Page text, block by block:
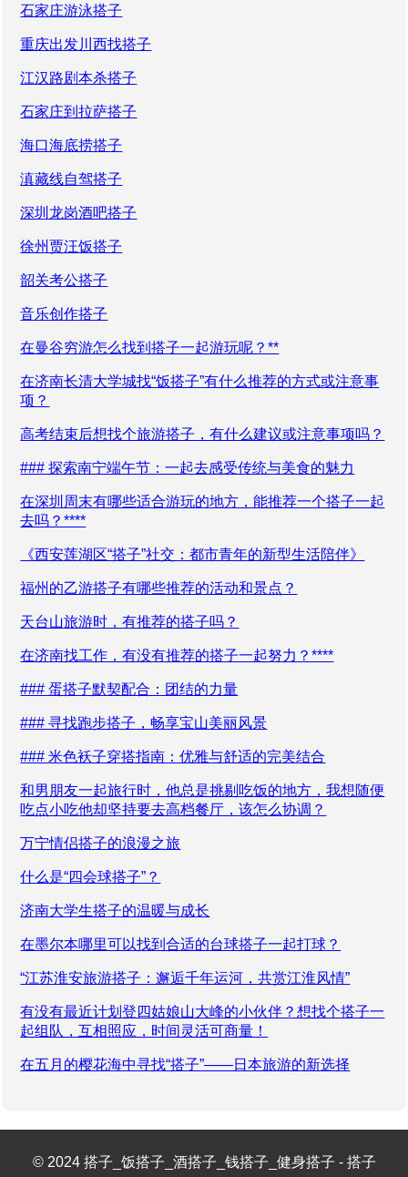
石家庄游泳搭子
重庆出发川西找搭子
江汉路剧本杀搭子
石家庄到拉萨搭子
海口海底捞搭子
滇藏线自驾搭子
深圳龙岗酒吧搭子
徐州贾汪饭搭子
韶关考公搭子
音乐创作搭子
在曼谷穷游怎么找到搭子一起游玩呢？**
在济南长清大学城找“饭搭子”有什么推荐的方式或注意事
项？
高考结束后想找个旅游搭子，有什么建议或注意事项吗？
### 探索南宁端午节：一起去感受传统与美食的魅力
在深圳周末有哪些适合游玩的地方，能推荐一个搭子一起
去吗？****
《西安莲湖区“搭子”社交：都市青年的新型生活陪伴》
福州的乙游搭子有哪些推荐的活动和景点？
天台山旅游时，有推荐的搭子吗？
在济南找工作，有没有推荐的搭子一起努力？****
### 蛋搭子默契配合：团结的力量
### 寻找跑步搭子，畅享宝山美丽风景
### 米色袄子穿搭指南：优雅与舒适的完美结合
和男朋友一起旅行时，他总是挑剔吃饭的地方，我想随便
吃点小吃他却坚持要去高档餐厅，该怎么协调？
万宁情侣搭子的浪漫之旅
什么是“四会球搭子”？
济南大学生搭子的温暖与成长
在墨尔本哪里可以找到合适的台球搭子一起打球？
“江苏淮安旅游搭子：邂逅千年运河，共赏江淮风情”
有没有最近计划登四姑娘山大峰的小伙伴？想找个搭子一
起组队，互相照应，时间灵活可商量！
在五月的樱花海中寻找“搭子”——日本旅游的新选择
© 2024 搭子_饭搭子_酒搭子_钱搭子_健身搭子 - 搭子